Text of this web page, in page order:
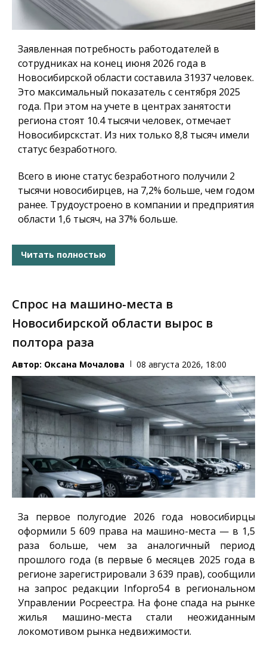
Заявленная потребность работодателей в
сотрудниках на конец июня 2026 года в
Новосибирской области составила 31937 человек.
Это максимальный показатель с сентября 2025
года. При этом на учете в центрах занятости
региона стоят 10.4 тысячи человек, отмечает
Новосибирскстат. Из них только 8,8 тысяч имели
статус безработного.
Всего в июне статус безработного получили 2
тысячи новосибирцев, на 7,2% больше, чем годом
ранее. Трудоустроено в компании и предприятия
области 1,6 тысяч, на 37% больше.
Читать полностью
Спрос на машино-места в
Новосибирской области вырос в
полтора раза
Автор: Оксана Мочалова 08 августа 2026, 18:00
За первое полугодие 2026 года новосибирцы
оформили 5 609 права на машино-места — в 1,5
раза больше, чем за аналогичный период
прошлого года (в первые 6 месяцев 2025 года в
регионе зарегистрировали 3 639 прав), сообщили
на запрос редакции Infopro54в региональном
Управлении Росреестра. На фоне спада на рынке
жилья машино-места стали неожиданным
локомотивом рынка недвижимости.